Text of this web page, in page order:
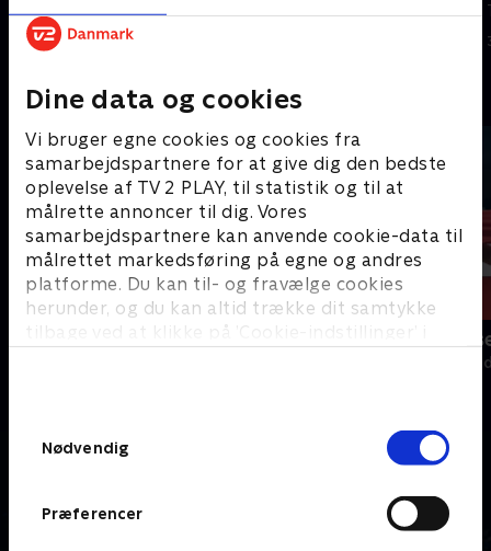
Dine data og cookies
Vi bruger egne cookies og cookies fra
samarbejdspartnere for at give dig den bedste
oplevelse af TV 2 PLAY, til statistik og til at
målrette annoncer til dig. Vores
samarbejdspartnere kan anvende cookie-data til
målrettet markedsføring på egne og andres
platforme. Du kan til- og fravælge cookies
herunder, og du kan altid trække dit samtykke
tilbage ved at klikke på ’Cookie-indstillinger’ i
Nødvendig
Præferencer
4. juni 2026 • 104 min
Andre så også
Mikkel
2024 •